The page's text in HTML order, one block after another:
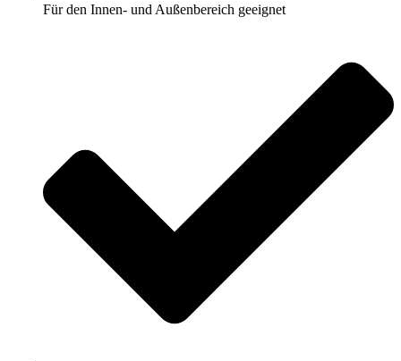
Für den Innen- und Außenbereich geeignet